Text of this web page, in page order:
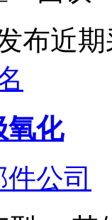
布近期
氧化
公司